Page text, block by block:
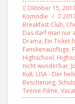
Oktober 15, 2017
Komödie
Breakfast Club,
Das darf man nur
Drama, Ein Ticket
Familienausflüge,
Highschool,
nicht wunderbar,
Kult, LISA - Der
Bescherung,
Teenie-Filme,